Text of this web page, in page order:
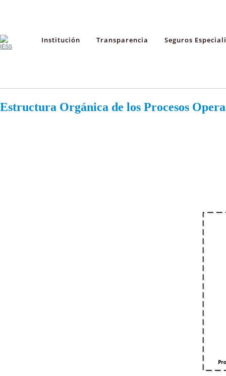
Institución Transparencia Seguros
Estructura Orgánica de los Procesos